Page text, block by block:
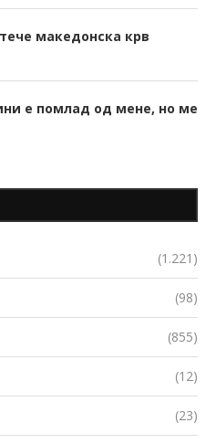
македонска крв
е помлад од мене, но ме
(1.221)
(98)
(855)
(12)
(23)